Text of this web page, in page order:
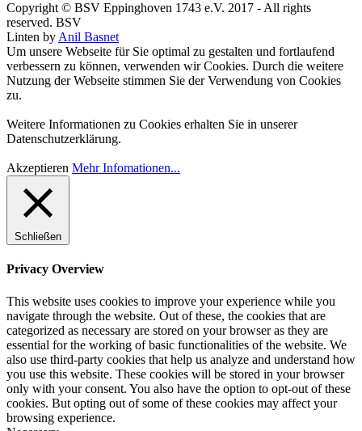
Copyright © BSV Eppinghoven 1743 e.V. 2017 - All rights
reserved. BSV
Linten by Anil Basnet
Um unsere Webseite für Sie optimal zu gestalten und fortlaufend
verbessern zu können, verwenden wir Cookies. Durch die weitere
Nutzung der Webseite stimmen Sie der Verwendung von Cookies
zu.
Weitere Informationen zu Cookies erhalten Sie in unserer
Datenschutzerklärung.
Akzeptieren Mehr Infomationen...
Schließen
Privacy Overview
This website uses cookies to improve your experience while you
navigate through the website. Out of these, the cookies that are
categorized as necessary are stored on your browser as they are
essential for the working of basic functionalities of the website. We
also use third-party cookies that help us analyze and understand how
you use this website. These cookies will be stored in your browser
only with your consent. You also have the option to opt-out of these
cookies. But opting out of some of these cookies may affect your
browsing experience.